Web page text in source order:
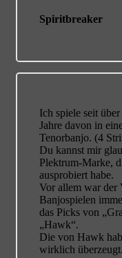
Spiritbreaker
Ich spiele seit
Jahre davon in
Tenorbanjo. (4
Du kannst mir
Plektrum-Marke,
ausprobiert habe.
Vor allem war der
Banjospielen
das Picks von
„Hawk“.
Die von Hawk
wirklich